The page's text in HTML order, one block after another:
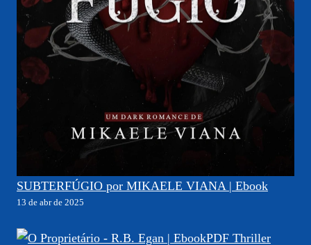
SUBTERFÚGIO por MIKAELE VIANA | Ebook
13 de abr de 2025